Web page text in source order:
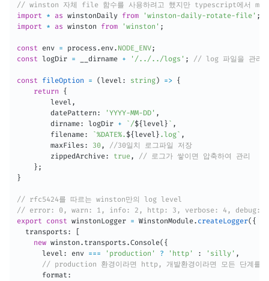
// winston 자체 file 함수를 사용하려고 했지만 typescript에서
import
* as winstonDaily from 'winston-daily-rotate-file' ;
import
* as winston from 'winston' ;
const env = process . env. NODE_ENV;
const logDir = __dirname + '/../../logs' ; // log 파일을 관리
const fileOption = (level : string ) => {
return
{
        level
,
        datePattern
: 'YYYY-MM-DD' ,
        dirname
: logDir + ` /${level } ` ,
        filename
: `%DATE%. ${level } .log` ,
        maxFiles
: 30,
//30일치 로그파일 저장
        zippedArchive
: true,
// 로그가 쌓이면 압축하여 관리
} ;
}
// rfc5424를 따르는 winston만의 log level
// error: 0, warn: 1, info: 2, http: 3, verbose: 4, debug:
export
const winstonLogger = WinstonModule. createLogger( {
  transports
:
new winston . transports .Console( {
      level
: env === 'production' ? 'http' : 'silly' ,
// production 환경이라면 http, 개발환경이라면 모든 단계를
      format
: